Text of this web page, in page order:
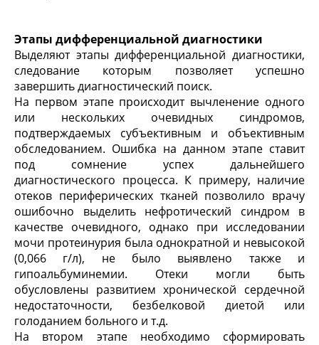
Этапы дифференциальной диагностики
Выделяют этапы дифференциальной диагностики,
следование которым позволяет успешно
завершить диагностический поиск.
На первом этапе происходит вычленение одного
или нескольких очевидных синдромов,
подтверждаемых субъективным и объективным
обследованием. Ошибка на данном этапе ставит
под сомнение успех дальнейшего
диагностического процесса. К примеру, наличие
отеков периферических тканей позволило врачу
ошибочно выделить нефротический синдром в
качестве очевидного, однако при исследовании
мочи протеинурия была однократной и невысокой
(0,066 г/л), не было выявлено также и
гипоальбуминемии. Отеки могли быть
обусловлены развитием хронической сердечной
недостаточности, безбелковой диетой или
голоданием больного и т.д.
На втором этапе необходимо сформировать